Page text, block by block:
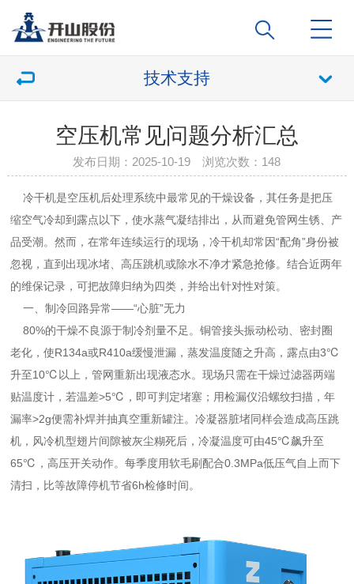
技术支持
空压机常见问题分析汇总
发布日期：2025-10-19 浏览次数： 148
冷干机是空压机后处理系统中最常见的干燥设备，其任务是把压
缩空气冷却到露点以下，使水蒸气凝结排出，从而避免管网生锈、产
品受潮。然而，在常年连续运行的现场，冷干机却常因“配角”身份被
忽视，直到出现冰堵、高压跳机或除水不净才紧急抢修。结合近两年
的维保记录，可把故障归纳为四类，并给出针对性对策。
一、制冷回路异常——“心脏”无力
80%的干燥不良源于制冷剂量不足。铜管接头振动松动、密封圈
老化，使R134a或R410a缓慢泄漏，蒸发温度随之升高，露点由3℃
升至10℃以上，管网重新出现液态水。现场只需在干燥过滤器两端
贴温度计，若温差>5℃，即可判定堵塞；用检漏仪沿螺纹扫描，年
漏率>2g便需补焊并抽真空重新罐注。冷凝器脏堵同样会造成高压跳
机，风冷机型翅片间隙被灰尘糊死后，冷凝温度可由45℃飙升至
65℃，高压开关动作。每季度用软毛刷配合0.3MPa低压气自上而下
清扫，比等故障停机节省6h检修时间。